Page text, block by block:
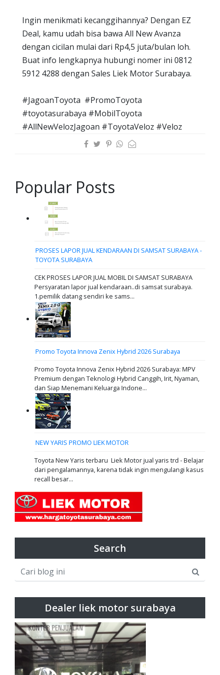
Ingin menikmati kecanggihannya? Dengan EZ
Deal, kamu udah bisa bawa All New Avanza
dengan cicilan mulai dari Rp4,5 juta/bulan loh.
Buat info lengkapnya hubungi nomer ini 0812
5912 4288 dengan Sales Liek Motor Surabaya.
#JagoanToyota #PromoToyota
#toyotasurabaya #MobilToyota
#AllNewVelozJagoan #ToyotaVeloz #Veloz
Popular Posts
PROSES LAPOR JUAL KENDARAAN DI SAMSAT SURABAYA -
TOYOTA SURABAYA
CEK PROSES LAPOR JUAL MOBIL DI SAMSAT SURABAYA
Persyaratan lapor jual kendaraan..di samsat surabaya.
1.pemilik datang sendiri ke sams...
Promo Toyota Innova Zenix Hybrid 2026 Surabaya
Promo Toyota Innova Zenix Hybrid 2026 Surabaya: MPV
Premium dengan Teknologi Hybrid Canggih, Irit, Nyaman,
dan Siap Menemani Keluarga Indone...
NEW YARIS PROMO LIEK MOTOR
Toyota New Yaris terbaru Liek Motor jual yaris trd - Belajar
dari pengalamannya, karena tidak ingin mengulangi kasus
recall besar...
Search
Dealer liek motor surabaya